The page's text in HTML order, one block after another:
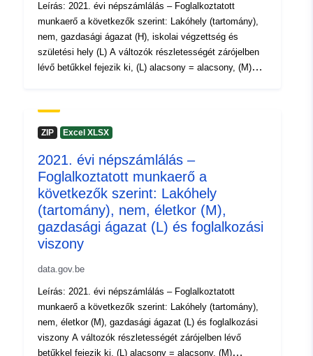
- 31 December 2021
01 January 2021
-
31 December 2021
Leírás: 2021. évi népszámlálás – Foglalkoztatott
munkaerő a következők szerint: Lakóhely (tartomány),
nem, gazdasági ágazat (H), iskolai végzettség és
születési hely (L) A változók részletességét zárójelben
lévő betűkkel fejezik ki, (L) alacsony = alacsony, (M)
európai végrehajtási rendelet, 763/2008/EK rendelet
További információk, adatok és kiadványok a 2021. évi
ZIP Excel XLSX
2021. évi népszámlálás –
Foglalkoztatott munkaerő a
következők szerint: Lakóhely
(tartomány), nem, életkor (M),
gazdasági ágazat (L) és foglalkozási
viszony
data.gov.be
Leírás: 2021. évi népszámlálás – Foglalkoztatott
munkaerő a következők szerint: Lakóhely (tartomány),
nem, életkor (M), gazdasági ágazat (L) és foglalkozási
viszony A változók részletességét zárójelben lévő
betűkkel fejezik ki, (L) alacsony = alacsony, (M)